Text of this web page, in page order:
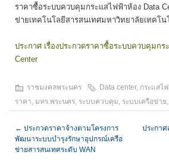
ราคาซื้อระบบควบคุมกระแสไฟฟ้าห้อง Data
ข่ายเทคโนโลยีสารสนเทศมหาวิทยาลัยเทคโ
ประกาศ เรื่องประกวดราคาซื้อระบบควบคุมกร
Center
ราชมงคลพระนคร Data center, กระแสไ
ราคา มทร.พระนคร ระบบควบคุม ระบบเครือข่าย
← ประกวดราคาจ้างตามโครงการ
พัฒนาระบบบำรุงรักษาอุปกรณ์เครือ
ข่ายสารสนเทศระดับ WAN
ประกา